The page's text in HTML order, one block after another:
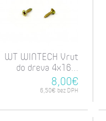
WT WINTECH Vrut
do dreva 4x16...
8,00€
6,50€ bez DPH